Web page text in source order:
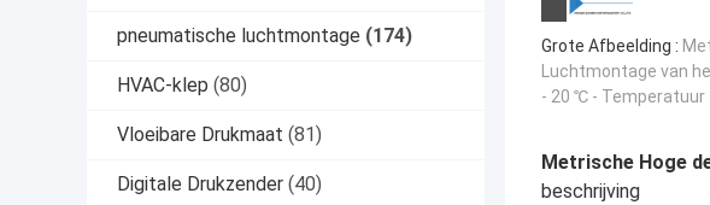
pneumatische luchtmontage (174)
HVAC-klep (80)
Vloeibare Drukmaat (81)
Digitale Drukzender (40)
Grote Afbeelding :
Luchtmontage van
- 20 ℃ -
Metrische Hoge
beschrijving